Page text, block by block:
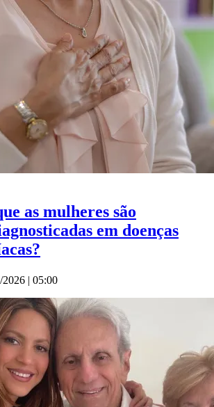
as mulheres são
em doenças
2026 | 05:00